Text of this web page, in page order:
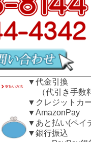
▼代金引換
（代引き手数
▼クレジットカ
▼AmazonPay
▼あと払い(ペイ
▼銀行振込